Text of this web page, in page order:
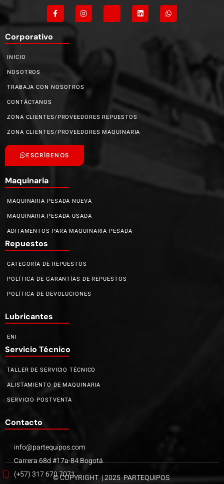
Corporativo
INICIO
NOSOTROS
TRABAJA CON NOSOTROS
CONTÁCTANOS
ZONA CLIENTES/PROVEEDORES REPUESTOS
ZONA CLIENTES/PROVEEDORES MAQUINARIA
ESCRÍBENOS
Maquinaria
MAQUINARIA PESADA NUEVA
MAQUINARIA PESADA USADA
ADITAMENTOS PARA MAQUINARIA PESADA
Repuestos
CATEGORÍA DE REPUESTOS
POLÍTICA DE GARANTÍAS DE REPUESTOS
POLÍTICA DE DEVOLUCIONES
Lubricantes
ENI
Servicio Técnico
TALLER DE SERVICIO TÉCNICO
ALISTAMIENTO DE MAQUINARIA
SERVICIO POSTVENTA
Contacto
info@partequipos.com
Carrera 68d #17a-84 Bogotá
(+57) 317 670 7071© COPYRIGHT | 2025 PARTEQUIPOS